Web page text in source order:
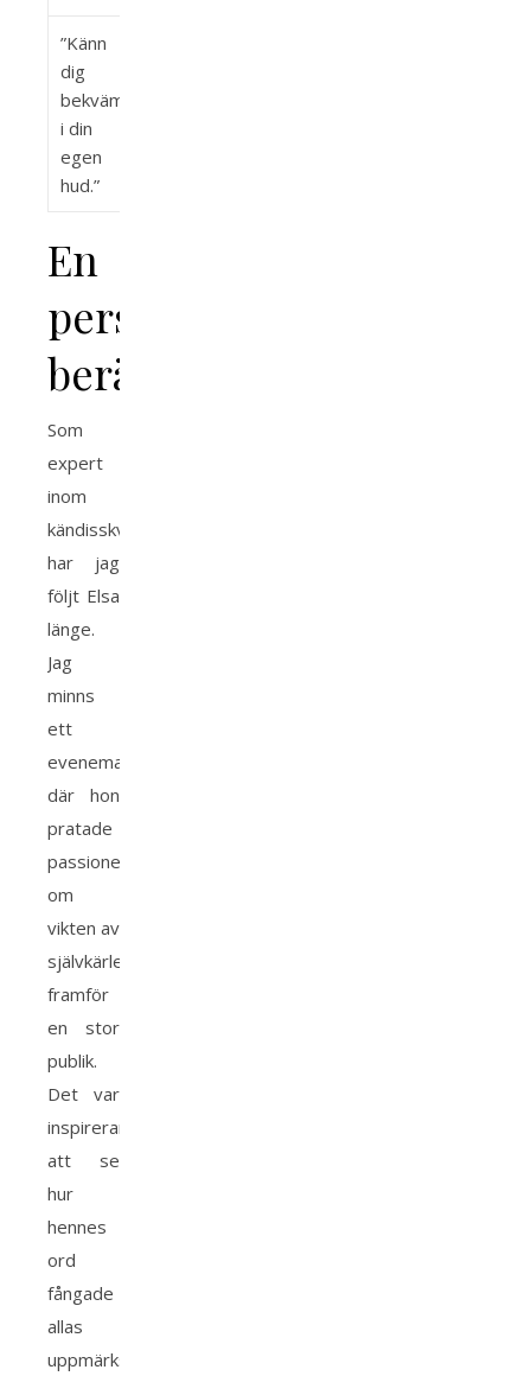
”Känn
dig
bekväm
i din
egen
hud.”
En
personlig
berättelse
Som
expert
inom
kändisskvaller
har jag
följt Elsa
länge.
Jag
minns
ett
evenemang
där hon
pratade
passionerat
om
vikten av
självkärlek
framför
en stor
publik.
Det var
inspirerande
att se
hur
hennes
ord
fångade
allas
uppmärksamhet